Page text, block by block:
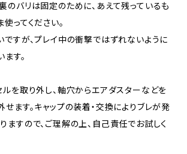
のバリは固定のために、あえて残っているも
ってください。
ですが、プレイ中の衝撃ではずれないように
す。
を取り外し、軸穴からエアダスターなどを
ます。キャップの装着・交換によりブレが発
ますので、ご理解の上、自己責任でお試しく